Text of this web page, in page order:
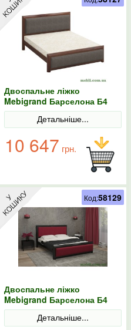
Двоспальне ліжко
Mebigrand Барселона Б4
Горіх темний/Аляска 97
Детальніше...
10 647 грн.
Двоспальне ліжко
Mebigrand Барселона Б4
Венге/Аляска 12 140х190
Детальніше...
Код:58129